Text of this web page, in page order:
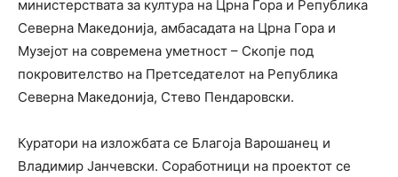
министерствата за култура на Црна Гора и Република
Северна Македонија, амбасадата на Црна Гора и
Музејот на современа уметност – Скопје под
покровителство на Претседателот на Република
Северна Македонија, Стево Пендаровски.
Куратори на изложбата се Благоја Варошанец и
Владимир Јанчевски. Соработници на проектот се